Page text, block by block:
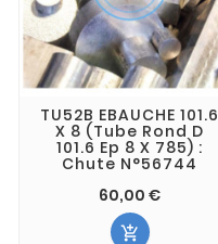
TU52B EBAUCHE 101.6
X 8 (Tube Rond D
101.6 Ep 8 X 785) :
Chute N°56744
60,00 €
